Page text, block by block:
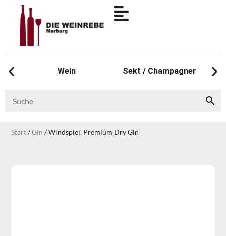
Wein Sekt / Champagner
Start/Gin / Windspiel, Premium Dry Gin